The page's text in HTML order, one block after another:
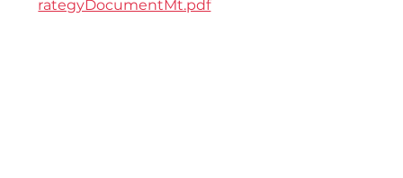
rategyDocumentMt.pdf